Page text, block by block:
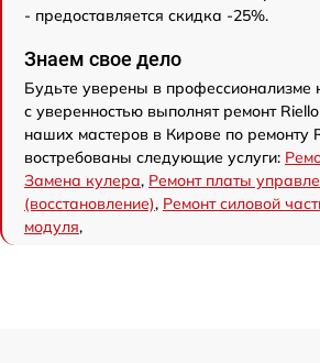
- предоставляется скидка -25%.
Знаем свое дело
Будьте уверены в профессионализме
с уверенностью выполнят ремонт
наших мастеров в Кирове по ремонту
востребованы следующие услуги:
Замена кулера, Ремонт платы
(восстановление), Ремонт силовой
модуля,